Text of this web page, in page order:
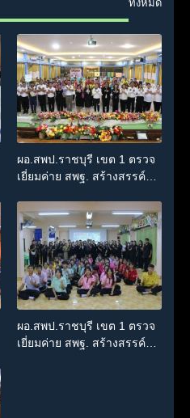
ทั้งหมด
ผอ.สพป.ราชบุรี เขต 1 ตรวจ
เยี่ยมค่าย สพฐ. สร้างสรรค์ปัน
Happiness Camp : OSH
Camp)
ผอ.สพป.ราชบุรี เขต 1 ตรวจ
เยี่ยมค่าย สพฐ. สร้างสรรค์ปัน